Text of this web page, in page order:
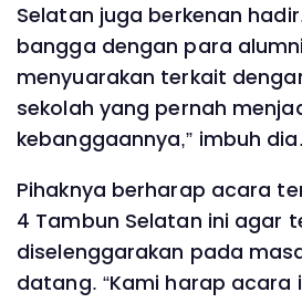
Selatan juga berkenan
bangga dengan para
menyuarakan terkait
sekolah yang pernah
kebanggaannya,” imbuh dia.
Pihaknya berharap acara
4 Tambun Selatan ini agar
diselenggarakan pada
datang. “Kami harap acara